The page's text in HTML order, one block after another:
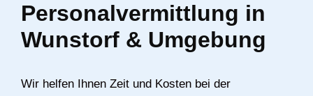
Personalvermittlung in
Wunstorf & Umgebung
Wir helfen Ihnen Zeit und Kosten bei der